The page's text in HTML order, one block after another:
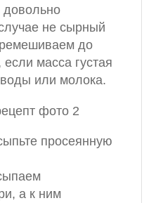
не сырный
до
масса густая
или молока.
просеянную
а к ним